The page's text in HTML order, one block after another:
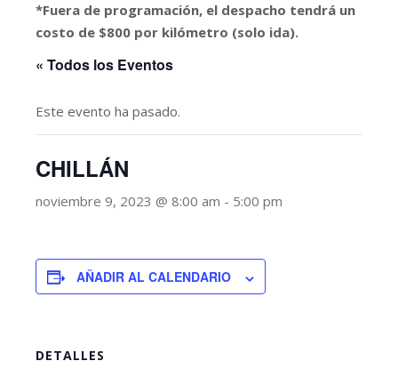
*Fuera de programación, el despacho tendrá un
costo de $800 por kilómetro (solo ida).
« Todos los Eventos
Este evento ha pasado.
CHILLÁN
noviembre 9, 2023 @ 8:00 am - 5:00 pm
AÑADIR AL CALENDARIO
DETALLES